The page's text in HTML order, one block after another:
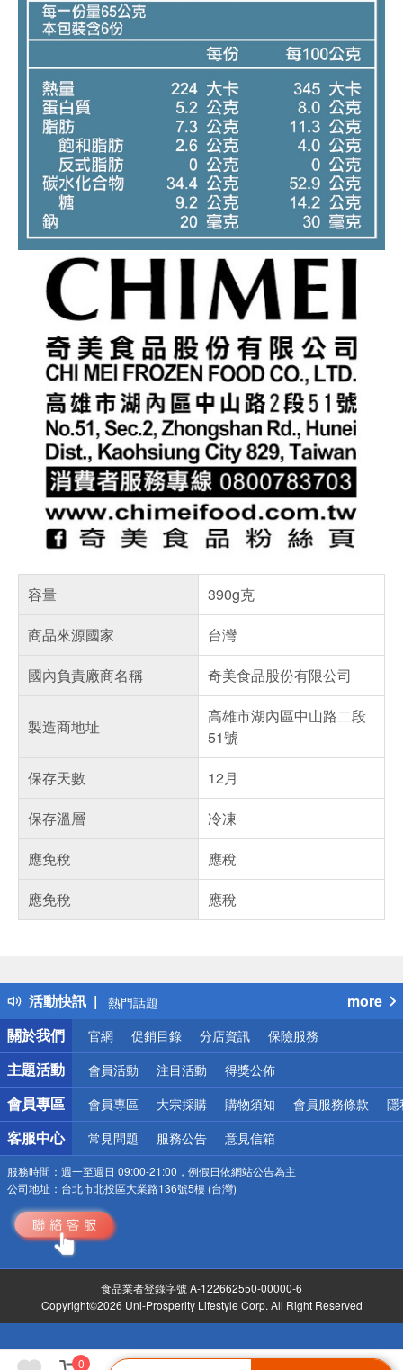
0
容量
390g克
商品來源國家
台灣
國內負責廠商名稱
奇美食品股份有限公司
製造商地址
高雄市湖內區中山路二段
51號
保存天數
12月
保存溫層
冷凍
應免稅
應稅
應免稅
應稅
活動快訊
得獎公告
熱門話題
銀行優惠
偏遠地區配送
詐騙網頁！請小心！
more
關於我們
官網 促銷目錄 分店資訊 保險服務
主題活動 會員活動 注目活動 得獎公佈
會員專區 會員專區 大宗採購 購物須知 會員服務條款 隱
客服中心 常見問題 服務公告 意見信箱
服務時間： 週一至週日 09:00-21:00，例假日依網站公告為主
公司地址： 台北市北投區大業路136號5樓 (台灣)
食品業者登錄字號 A-122662550-00000-6
Copyright©2026 Uni-Prosperity Lifestyle Corp. All Right Reserved